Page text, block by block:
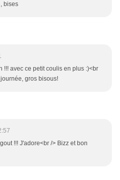
bises
!!! avec ce petit coulis en plus :)<br
gros bisous!
!!! J'adore<br /> Bizz et bon